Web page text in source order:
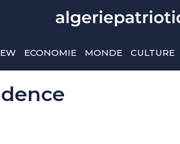
ECONOMIE MONDE CULTURE